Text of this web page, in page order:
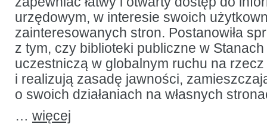
urzędowym, w interesie swoich
zainteresowanych stron. Postanowiła
z tym, czy biblioteki publiczne w
uczestniczą w globalnym ruchu na
i realizują zasadę jawności,
o swoich działaniach na własnych
… więcej